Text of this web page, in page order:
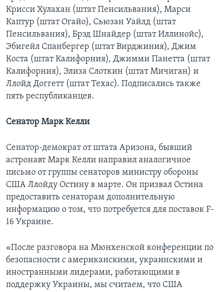
Крисси Хулахан (штат Пенсильвания), Марси
Каптур (штат Огайо), Сьюзан Уайлд (штат
Пенсильвания), Брэд Шнайдер (штат Иллинойс),
Эбигейл Спанбергер (штат Вирджиния), Джим
Коста (штат Калифорния), Джимми Панетта (штат
Калифорния), Элиза Слоткин (штат Мичиган) и
Ллойд Доггетт (штат Техас). Подписались также
пять республиканцев.
Сенатор Марк Келли
Сенатор-демократ от штата Аризона, бывший
астронавт Марк Келли направил аналогичное
письмо от группы сенаторов министру обороны
США Ллойду Остину в марте. Он призвал Остина
предоставить сенаторам дополнительную
информацию о том, что потребуется для поставок F-
16 Украине.
«После разговора на Мюнхенской конференции по
безопасности с американскими, украинскими и
иностранными лидерами, работающими в
поддержку Украины, мы считаем, что США